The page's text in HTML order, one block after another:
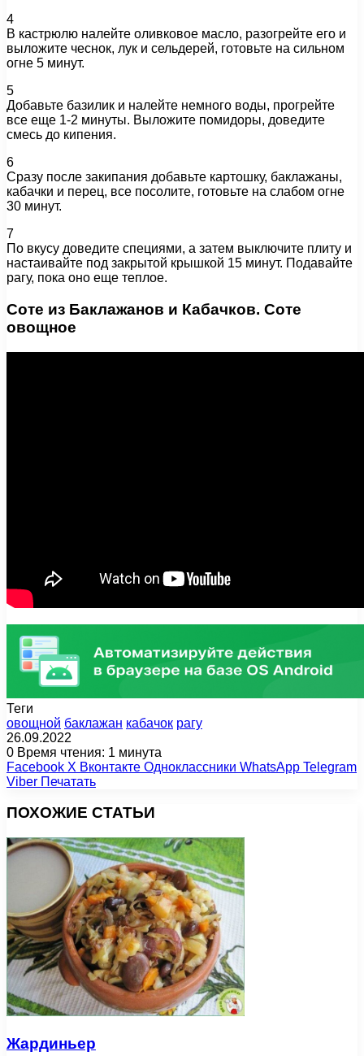
4
В кастрюлю налейте оливковое масло, разогрейте его и
выложите чеснок, лук и сельдерей, готовьте на сильном
огне 5 минут.
5
Добавьте базилик и налейте немного воды, прогрейте
все еще 1-2 минуты. Выложите помидоры, доведите
смесь до кипения.
6
Сразу после закипания добавьте картошку, баклажаны,
кабачки и перец, все посолите, готовьте на слабом огне
30 минут.
7
По вкусу доведите специями, а затем выключите плиту и
настаивайте под закрытой крышкой 15 минут. Подавайте
рагу, пока оно еще теплое.
Соте из Баклажанов и Кабачков. Соте
овощное
Теги
oвощной баклажан кабачок рагу
26.09.2022
0 Время чтения: 1 минута
Facebook X Вконтакте Одноклассники WhatsApp Telegram
Viber Печатать
ПОХОЖИЕ СТАТЬИ
Жардиньер